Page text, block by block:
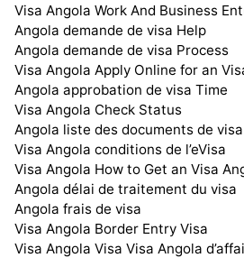
Visa Angola Work And Business
Angola demande de visa Help
Angola demande de visa Process
Visa Angola Apply Online for an
Angola approbation de visa Time
Visa Angola Check Status
Angola liste des documents de visa
Visa Angola conditions de l’eVisa
Visa Angola How to Get an Visa
Angola délai de traitement du visa
Angola frais de visa
Visa Angola Border Entry Visa
Visa Angola Visa Visa Angola